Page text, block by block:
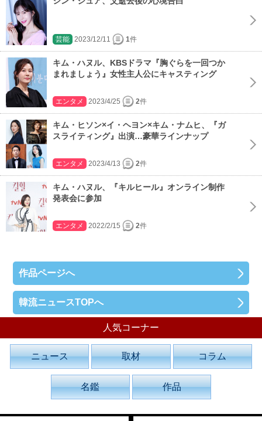
芸能 2023/12/11 1件
キム・ハヌル、KBSドラマ『胸ぐらを一回つか
まれましょう』女性主人公にキャスティング
エンタメ 2023/4/25 2件
キム・ヒソン×イ・ヘヨン×キム・ナムヒ、『ガ
スライティング』出演…豪華ラインナップ
エンタメ 2023/4/13 2件
キム・ハヌル、『キルヒール』オンライン制作
発表会に参加
エンタメ 2022/2/15 2件
作品ページへ
韓流ニュースTOPへ
人気コーナー
ニュース 取材 コラム
名鑑 作品